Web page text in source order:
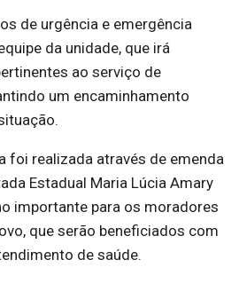
de urgência e emergência
da unidade, que irá
ao serviço de
um encaminhamento
foi realizada através de emenda
Estadual Maria Lúcia Amary
importante para os moradores
que serão beneficiados com
de saúde.